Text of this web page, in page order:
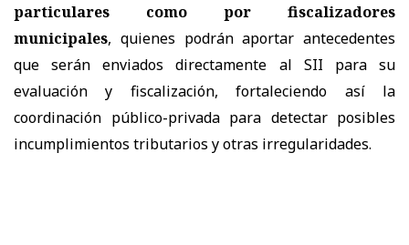
particulares como por fiscalizadores
municipales, quienes podrán aportar antecedentes
que serán enviados directamente al SII para su
evaluación y fiscalización, fortaleciendo así la
coordinación público-privada para detectar posibles
incumplimientos tributarios y otras irregularidades.